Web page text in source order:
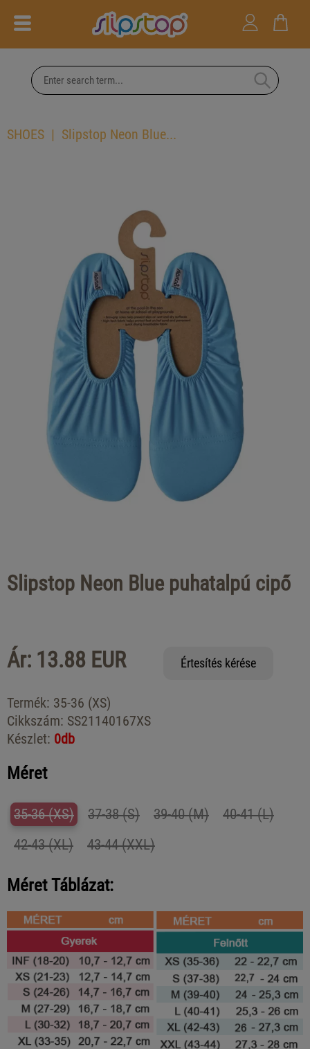
SHOES Slipstop Neon Blue...
Slipstop Neon Blue puhatalpú cipő
Ár: 13.88 EUR Értesítés kérése
Termék: 35-36 (XS)
Cikkszám: SS21140167XS
Készlet: 0db
Méret
35-36 (XS) 37-38 (S) 39-40 (M)
40-41 (L)
42-43 (XL)
43-44 (XXL)
Méret Táblázat: